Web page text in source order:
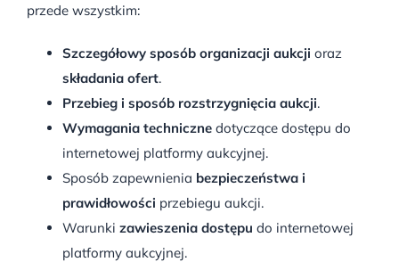
przede wszystkim:
Szczegółowy sposób organizacji aukcji oraz
składania ofert.
Przebieg i sposób rozstrzygnięcia aukcji.
Wymagania techniczne dotyczące dostępu do
internetowej platformy aukcyjnej.
Sposób zapewnienia bezpieczeństwa i
prawidłowości przebiegu aukcji.
Warunki zawieszenia dostępu do internetowej
platformy aukcyjnej.